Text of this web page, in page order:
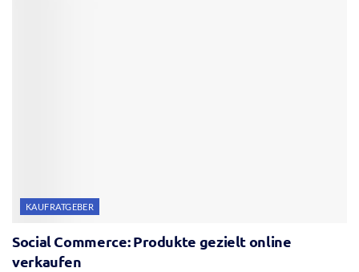
KAUFRATGEBER
Social Commerce: Produkte gezielt online
verkaufen